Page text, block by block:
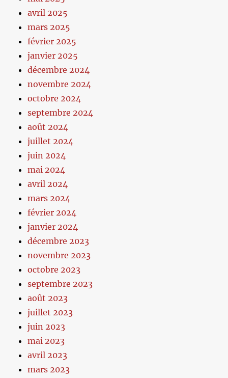
avril 2025
mars 2025
février 2025
janvier 2025
décembre 2024
novembre 2024
octobre 2024
septembre 2024
août 2024
juillet 2024
juin 2024
mai 2024
avril 2024
mars 2024
février 2024
janvier 2024
décembre 2023
novembre 2023
octobre 2023
septembre 2023
août 2023
juillet 2023
juin 2023
mai 2023
avril 2023
mars 2023